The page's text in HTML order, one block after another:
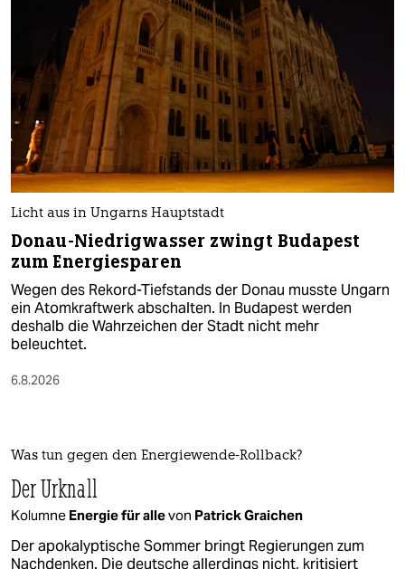
Licht aus in Ungarns Hauptstadt
Donau-Niedrigwasser zwingt Budapest
zum Energiesparen
Wegen des Rekord-Tiefstands der Donau musste Ungarn
ein Atomkraftwerk abschalten. In Budapest werden
deshalb die Wahrzeichen der Stadt nicht mehr
beleuchtet.
6.8.2026
Was tun gegen den Energiewende-Rollback?
Der Urknall
Kolumne Energie für allevon Patrick Graichen
Der apokalyptische Sommer bringt Regierungen zum
Nachdenken. Die deutsche allerdings nicht, kritisiert